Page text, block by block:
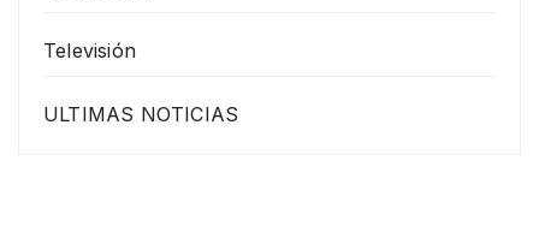
Televisión
ULTIMAS NOTICIAS